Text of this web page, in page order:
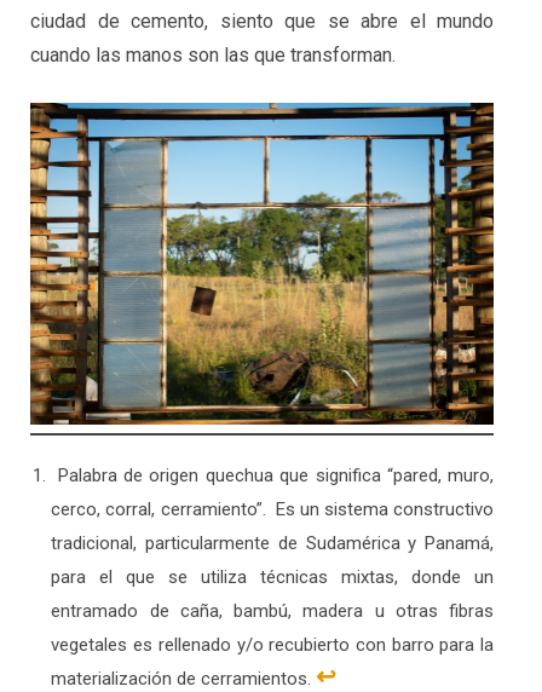
ciudad de cemento, siento que se abre el mundo
cuando las manos son las que transforman.
Palabra de origen quechua que significa “pared, muro,
cerco, corral, cerramiento”. ​ Es un sistema constructivo
tradicional, particularmente de Sudamérica y Panamá,
para el que se utiliza técnicas mixtas, donde un
entramado de caña, bambú, madera u otras fibras
vegetales es rellenado y/o recubierto con barro para la
materialización de cerramientos. ↩︎